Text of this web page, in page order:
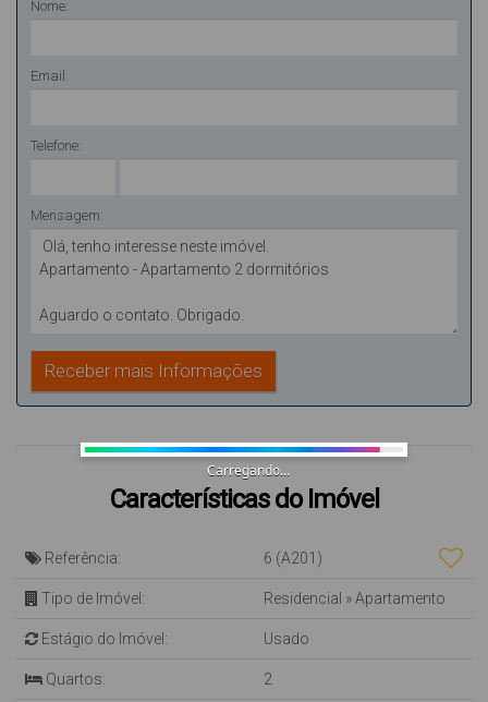
Nome:
Email:
Telefone:
Mensagem:
Características do Imóvel
Referência: 6 (A201)
Tipo de Imóvel: Residencial »Apartamento
Estágio do Imóvel: Usado
Quartos: 2
Carregando...